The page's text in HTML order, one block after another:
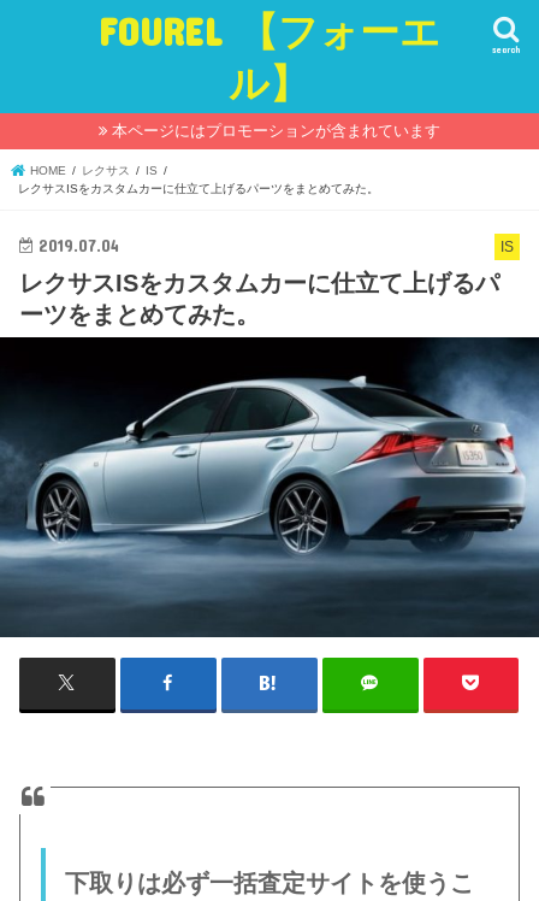
FOUREL 【フォーエ
ル】
search
本ページにはプロモーションが含まれています
HOME レクサス
IS
レクサスISをカスタムカーに仕立て上げるパーツをまとめてみた。
IS
2019.07.04
レクサスISをカスタムカーに仕立て上げるパ
ーツをまとめてみた。
下取りは必ず一括査定サイトを使うこ